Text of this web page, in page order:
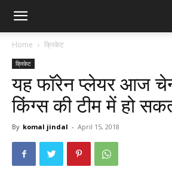
Home क्रिकेट
क्रिकेट
यह फॉरेन प्लेयर आज
किंग्स की टीम में हो
By komal jindal - April 15, 2018